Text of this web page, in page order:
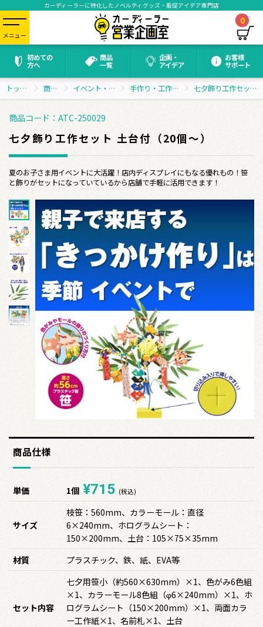
カーディーラーに特化したノベルティグッズ・販促アイデア専門店
メニュー
0
初めての
方へ
商品
一覧
企画・
アイデア
お客様
サポート
トップページ 商品一覧 イベント・抽選会グッズ 手作り・工作イベントセット 七夕飾り工作セット 土台付（20個～）
商品コード：ATC-250029
七夕飾り工作セット 土台付（20個～）
夏のお子さま用イベントに大活躍！店内ディスプレイにもなる優れもの！笹
と飾りがセットになっていているから店舗で手軽に活用できます！
商品仕様
単価 1個 ¥715 (税込)
サイズ
枝笹：560mm、カラーモール：直径
6×240mm、ホログラムシート：
150×200mm、土台：105×75×35mm
材質
プラスチック、鉄、紙、EVA等
セット内容
七夕用笹小（約560×630mm）×1、色がみ6色組
×1、カラーモール8色組（φ6×240mm）×1、ホ
ログラムシート（150×200mm）×1、両面カラ
ー工作紙×1、名前札×1、土台